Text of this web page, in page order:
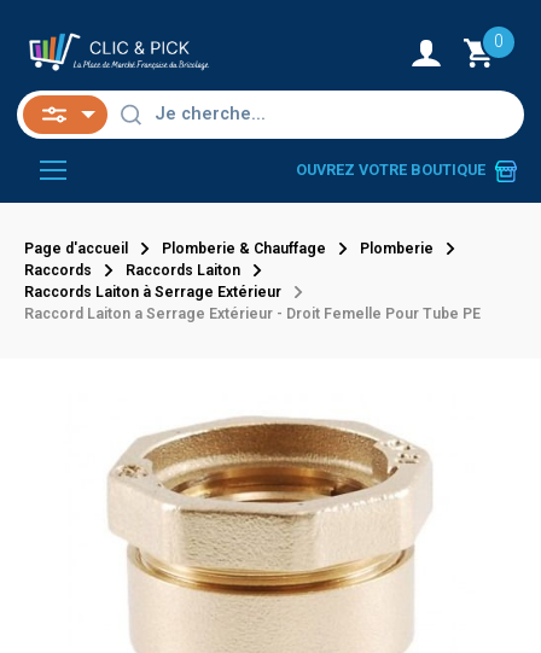
0
OUVREZ VOTRE BOUTIQUE
Page d'accueil Plomberie & Chauffage
Plomberie
Raccords
Raccords Laiton
Raccords Laiton à Serrage Extérieur
Raccord Laiton a Serrage Extérieur - Droit Femelle Pour Tube PE